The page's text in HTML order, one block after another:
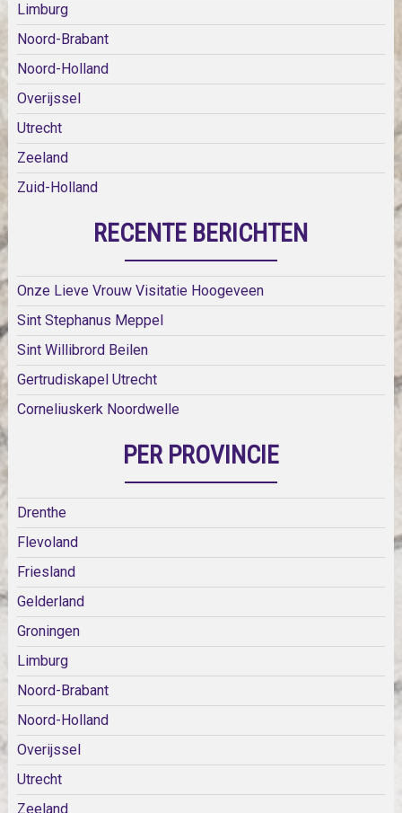
Limburg
Noord-Brabant
Noord-Holland
Overijssel
Utrecht
Zeeland
Zuid-Holland
RECENTE BERICHTEN
Onze Lieve Vrouw Visitatie Hoogeveen
Sint Stephanus Meppel
Sint Willibrord Beilen
Gertrudiskapel Utrecht
Corneliuskerk Noordwelle
PER PROVINCIE
Drenthe
Flevoland
Friesland
Gelderland
Groningen
Limburg
Noord-Brabant
Noord-Holland
Overijssel
Utrecht
Zeeland